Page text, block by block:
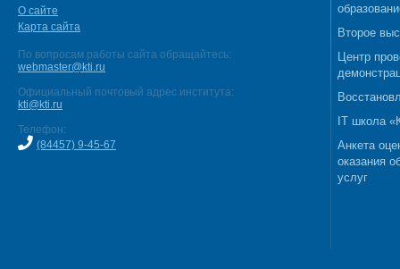
О сайте
Карта сайта
По вопросам работы сайта обращайтесь:
webmaster@kti.ru
Официальный почтовый адрес института:
kti@kti.ru
Телефон:
(84457) 9-45-67
Второе
Центр
IT школа
Анкета
оказания
услуг